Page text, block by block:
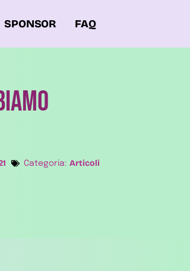
SPONSOR FAQ
Categoria:Articoli